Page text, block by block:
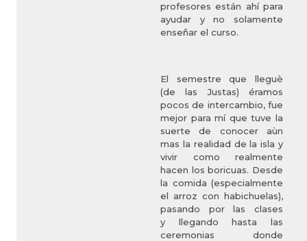
profesores están ahí para
ayudar y no solamente
enseñar el curso.
El semestre que lleguè
(de las Justas) éramos
pocos de intercambio, fue
mejor para mí que tuve la
suerte de conocer aùn
mas la realidad de la isla y
vivir como realmente
hacen los boricuas. Desde
la comida (especialmente
el arroz con habichuelas),
pasando por las clases
y llegando hasta las
ceremonias donde